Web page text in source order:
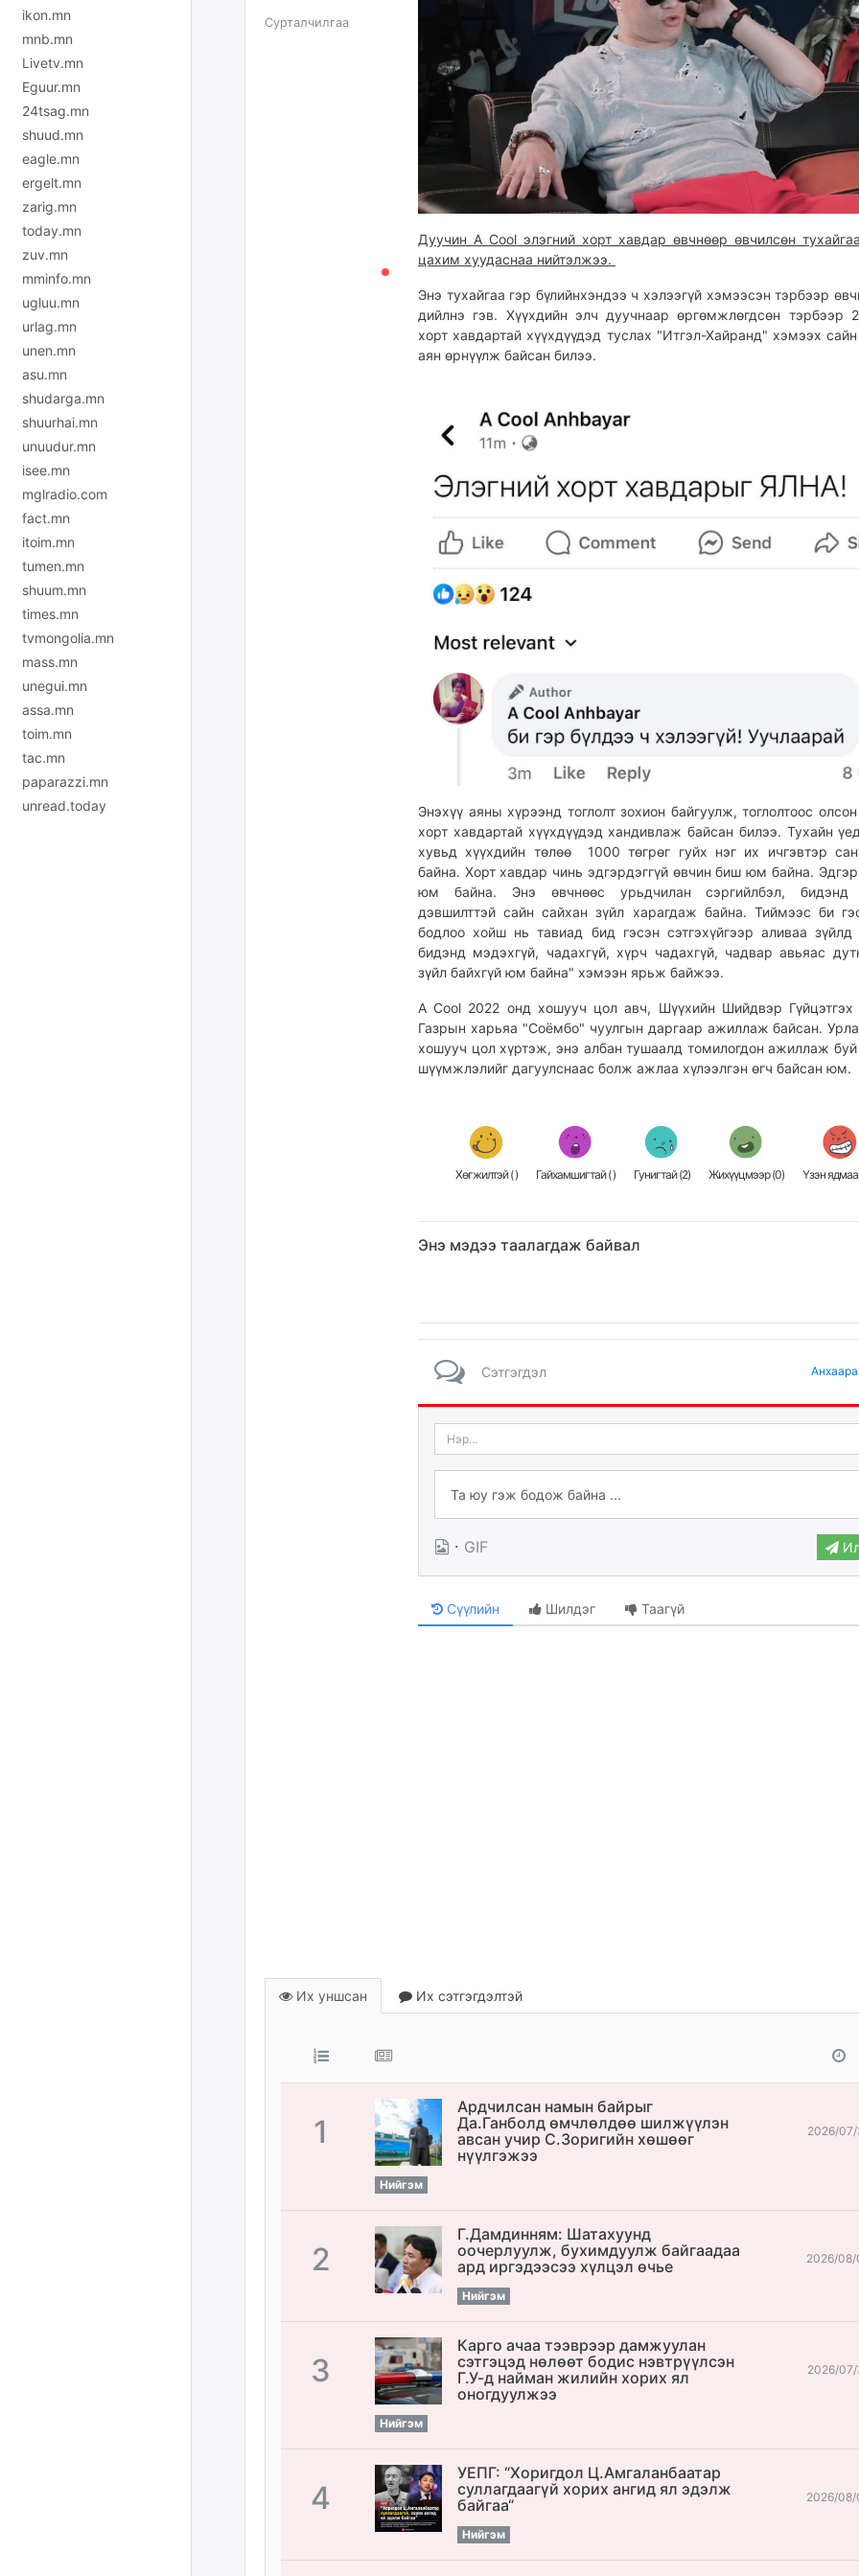
ikon.mn
mnb.mn
Livetv.mn
Eguur.mn
24tsag.mn
shuud.mn
eagle.mn
ergelt.mn
zarig.mn
today.mn
zuv.mn
mminfo.mn
ugluu.mn
urlag.mn
unen.mn
asu.mn
shudarga.mn
shuurhai.mn
unuudur.mn
isee.mn
mglradio.com
fact.mn
itoim.mn
tumen.mn
shuum.mn
times.mn
tvmongolia.mn
mass.mn
unegui.mn
assa.mn
toim.mn
tac.mn
paparazzi.mn
unread.today
Сурталчилгаа
Дуучин A Cool элэгний хорт хавдар өвчнөөр өвчилсөн
цахим хуудаснаа нийтэлжээ.
Энэ тухайгаа гэр бүлийнхэндээ ч хэлээгүй хэмээсэн тэрбээр
дийлнэ гэв. Хүүхдийн элч дуучнаар өргөмжлөгдсөн тэрбээр
хорт хавдартай хүүхдүүдэд туслах "Итгэл-Хайранд" хэмээх сайн
аян өрнүүлж байсан билээ.
Энэхүү аяны хүрээнд тоглолт зохион байгуулж, тоглолтоос
хорт хавдартай хүүхдүүдэд хандивлаж байсан билээ. Тухайн
хувьд хүүхдийн төлөө 1000 төгрөг гуйх нэг их ичгэвтэр
байна. Хорт хавдар чинь эдгэрдэггүй өвчин биш юм байна.
юм байна. Энэ өвчнөөс урьдчилан сэргийлбэл, бидэнд
дэвшилттэй сайн сайхан зүйл харагдаж байна. Тиймээс би
бодлоо хойш нь тавиад бид гэсэн сэтгэхүйгээр аливаа зүйлд
бидэнд мэдэхгүй, чадахгүй, хүрч чадахгүй, чадвар авьяас
зүйл байхгүй юм байна" хэмээн ярьж байжээ.
A Cool 2022 онд хошууч цол авч, Шүүхийн Шийдвэр Гүйцэтгэх
Газрын харьяа "Соёмбо" чуулгын даргаар ажиллаж байсан.
хошууч цол хүртэж, энэ албан тушаалд томилогдон ажиллаж
шүүмжлэлийг дагуулснаас болж ажлаа хүлээлгэн өгч байсан юм.
Хөгжилтэй () Гайхамшигтай () Гунигтай (2) Жихүүцмээр (0) Үзэн
Энэ мэдээ таалагдаж байвал
Сэтгэгдэл
· GIF
Сүүлийн Шилдэг Таагүй
Их уншсан Их сэтгэгдэлтэй
1
Ардчилсан намын байрыг
Да.Ганболд өмчлөлдөө шилжүүлэн
авсан учир С.Зоригийн хөшөөг
нүүлгэжээ
Нийгэм
2026/07/
2
Г.Дамдинням: Шатахуунд
оочерлуулж, бухимдуулж байгаадаа
ард иргэдээсээ хүлцэл өчье
Нийгэм
2026/08/
3
Карго ачаа тээврээр дамжуулан
сэтгэцэд нөлөөт бодис нэвтрүүлсэн
Г.У-д найман жилийн хорих ял
оногдуулжээ
Нийгэм
2026/07/
4
УЕПГ: “Хоригдол Ц.Амгаланбаатар
cуллагдаагүй хорих ангид ял эдэлж
байгаа“
Нийгэм
2026/08/